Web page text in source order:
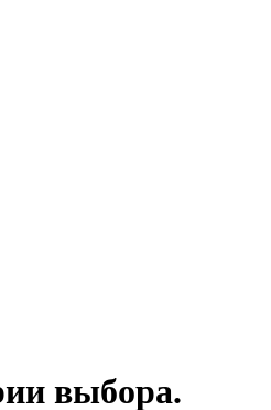
выбора.